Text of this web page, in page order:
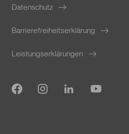
Datenschutz
Barrierefreiheitserklärung
Leistungserklärungen